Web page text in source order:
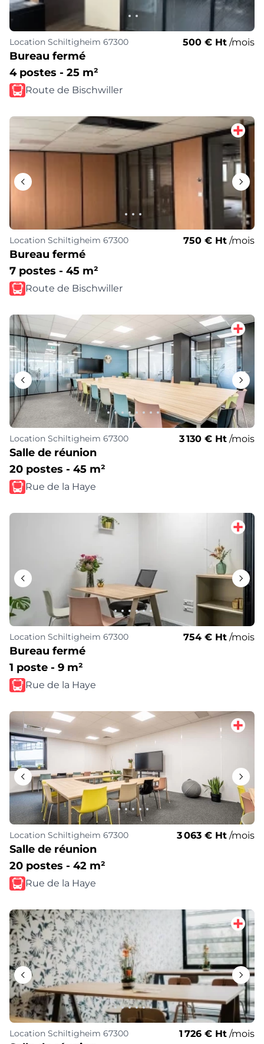
Location Schiltigheim 67300 500 € Ht /mois
Bureau fermé
4 postes - 25 m²
Route de Bischwiller
Location Schiltigheim 67300 750 € Ht /mois
Bureau fermé
7 postes - 45 m²
Route de Bischwiller
Location Schiltigheim 67300 3 130 € Ht /mois
Salle de réunion
20 postes - 45 m²
Rue de la Haye
Location Schiltigheim 67300 754 € Ht /mois
Bureau fermé
1 poste - 9 m²
Rue de la Haye
Location Schiltigheim 67300 3 063 € Ht /mois
Salle de réunion
20 postes - 42 m²
Rue de la Haye
Location Schiltigheim 67300 1 726 € Ht /mois